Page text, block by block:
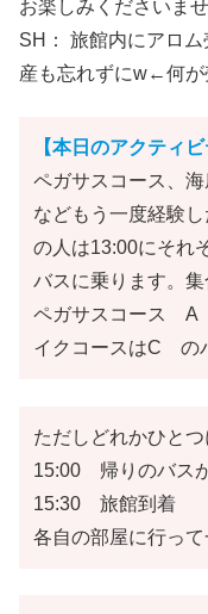
お楽しみくださいま
SH： 旅館内にアロ
産も忘れずにw←何が
【本日のアクティ
ペガサスコース、
などもう一度経験
の人は13:00にそれ
バスに乗ります。
ペガサスコース
イクコースはC の
ただしどれかひと
15:00 帰りのバス
15:30 旅館到着
各自の部屋に行っ